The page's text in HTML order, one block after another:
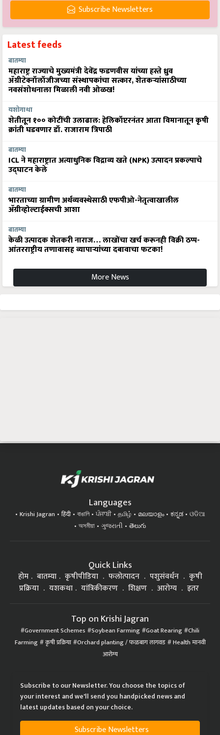
Subscribe Newsletters
Latest feeds
बातम्या
महाराष्ट्र राज्याचे मुख्यमंत्री देवेंद्र फडणवीस यांच्या हस्ते ध्रुव
ॲग्रीटेक्नॉलॉजीजच्या संस्थापकांचा सत्कार, शेतकऱ्यांसाठीच्या
नवसंशोधनाला मिळाली नवी ओळख!
यशोगाथा
शेतीतून १०० कोटींची उलाढाल: हेलिकॉप्टरनंतर आता विमानातून कृषी
क्रांती घडवणार डॉ. राजाराम त्रिपाठी
बातम्या
ICL ने महाराष्ट्रात अत्याधुनिक विद्राव्य खते (NPK) उत्पादन प्रकल्पाचे
उद्घाटन केले
बातम्या
भारताच्या ग्रामीण अर्थव्यवस्थेसाठी एफपीओ-नेतृत्वाखालील
अ‍ॅग्रीव्होल्टाईक्सची आशा
बातम्या
केळी उत्पादक शेतकरी नाराज… लाखोंचा खर्च करूनही विक्री ठप्प-
आंतरराष्ट्रीय तणावासह व्यापाऱ्यांच्या दबावाचा फटका!
More News
Languages
Krishi Jagran हिंदी বাঙালি ਪੰਜਾਬੀ தமிழ் മലയാളം ಕನ್ನಡ
ଓଡିଆ
অসমীয়া
ગુજરાતી తెలుగు
Quick Links
होम बातम्या कृषीपीडिया फलोत्पादन पशुसंवर्धन
कृषी
प्रक्रिया
यशकथा यांत्रिकीकरण शिक्षण आरोग्य इतर
Top on Krishi Jagran
Government Schemes Soybean Farming Goat Rearing Chili
Farming कृषी प्रक्रिया Orchard planting / फळबाग लागवड Health मानवी
आरोग्य
Subscribe to our Newsletter. You choose the topics of
your interest and we'll send you handpicked news and
latest updates based on your choice.
Subscribe Newsletters